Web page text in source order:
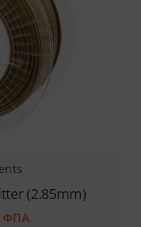
(2.85mm)
ΦΠΑ